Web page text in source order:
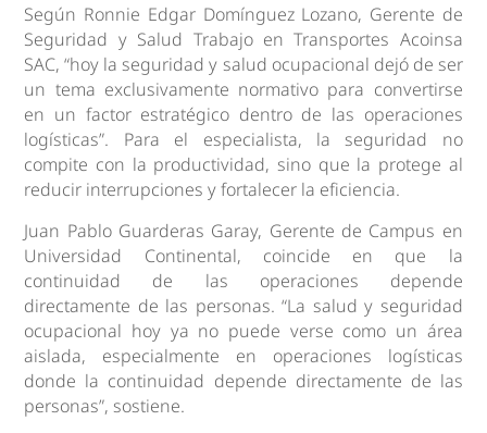
Según Ronnie Edgar Domínguez Lozano, Gerente de
Seguridad y Salud Trabajo en Transportes Acoinsa
SAC, “hoy la seguridad y salud ocupacional dejó de ser
un tema exclusivamente normativo para convertirse
en un factor estratégico dentro de las operaciones
logísticas”. Para el especialista, la seguridad no
compite con la productividad, sino que la protege al
reducir interrupciones y fortalecer la eficiencia.
Juan Pablo Guarderas Garay, Gerente de Campus en
Universidad Continental, coincide en que la
continuidad de las operaciones depende
directamente de las personas. “La salud y seguridad
ocupacional hoy ya no puede verse como un área
aislada, especialmente en operaciones logísticas
donde la continuidad depende directamente de las
personas”, sostiene.